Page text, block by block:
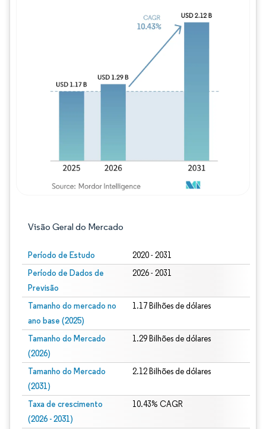
Visão Geral do Mercado
Período de Estudo 2020 - 2031
Período de Dados de
Previsão
2026 - 2031
Tamanho do mercado no
ano base (2025)
1.17 Bilhões de dólares
Tamanho do Mercado
(2026)
1.29 Bilhões de dólares
Tamanho do Mercado
(2031)
2.12 Bilhões de dólares
Taxa de crescimento
(2026 - 2031)
10.43% CAGR